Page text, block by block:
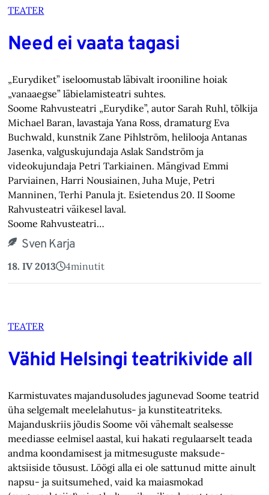
TEATER
Need ei vaata tagasi
„Eurydiket” iseloomustab läbivalt irooniline hoiak
„vanaaegse” läbielamisteatri suhtes.
Soome Rahvusteatri „Eurydike”, autor Sarah Ruhl, tõlkija
Michael Baran, lavastaja Yana Ross, dramaturg Eva
Buchwald, kunstnik Zane Pihlström, helilooja Antanas
Jasenka, valguskujundaja Aslak Sandström ja
videokujundaja Petri Tarkiainen. Mängivad Emmi
Parviainen, Harri Nousiainen, Juha Muje, Petri
Manninen, Terhi Panula jt. Esietendus 20. II Soome
Rahvusteatri väikesel laval.
Soome Rahvusteatri…
Sven Karja
18. IV 2013 4minutit
TEATER
Vähid Helsingi teatrikivide all
Karmistuvates majandusoludes jagunevad Soome teatrid
üha selgemalt meelelahutus- ja kunstiteatriteks.
Majanduskriis jõudis Soome või vähemalt sealsesse
meediasse eelmisel aastal, kui hakati regulaarselt teada
andma koondamisest ja mitmesuguste maksude-
aktsiiside tõusust. Löögi alla ei ole sattunud mitte ainult
napsu- ja suitsumehed, vaid ka maiasmokad